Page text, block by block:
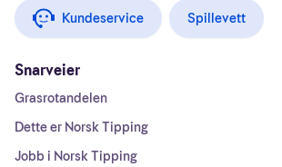
Kundeservice Spillevett
Snarveier
Grasrotandelen
Dette er Norsk Tipping
Jobb i Norsk Tipping